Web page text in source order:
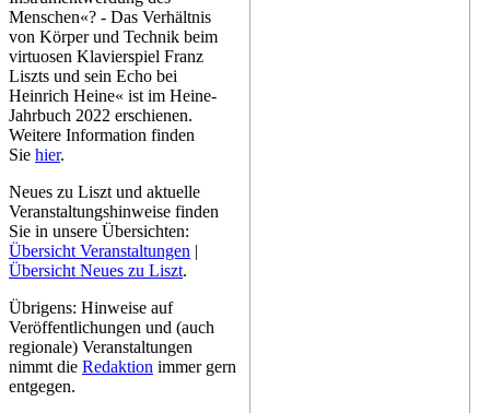
Menschen«? - Das Verhältnis
von Körper und Technik beim
virtuosen Klavierspiel Franz
Liszts und sein Echo bei
Heinrich Heine« ist im Heine-
Jahrbuch 2022 erschienen.
Weitere Information finden
Sie hier.
Neues zu Liszt und aktuelle
Veranstaltungshinweise finden
Sie in unsere Übersichten:
Übersicht Veranstaltungen |
Übersicht Neues zu Liszt.
Übrigens: Hinweise auf
Veröffentlichungen und (auch
regionale) Veranstaltungen
nimmt die Redaktion immer gern
entgegen.